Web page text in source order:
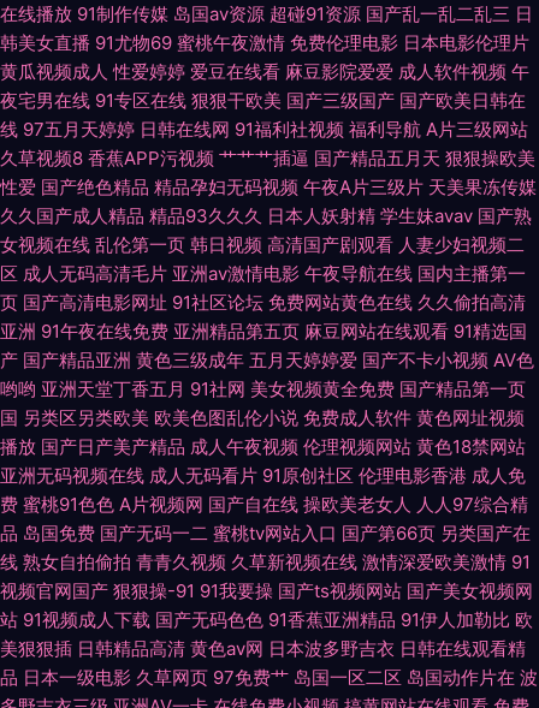
利导航 91传煤 岛国免费在线观看 久久伊人射 日韩性爱免费看 91传媒免费入
口 操丝袜美腿人妻 国内久精品 日韩成人黄色免费 91大神在线看 超碰在线a
久草老女合集在线 日本黄色永久视频 亚洲欧美网址 97青青草草 国产H版在
线观看 欧美性爱AA 亚洲黄色网址 AⅤ日韩 韩国av在线网址 欧美色色综合 亚
洲精品在线一 AV大香蕉 国产高清肏屄电影 麻豆性爱视频 熟女人妻素人TS
99超碰碰 国产综合色网 人人看人人摸97 伊人干B 精品蜜桃9199 99热这里
精品 欧美人韩 97伊人网 日本丝袜足交
在线播放 91制作传媒 岛国av资源 超碰91资源 国产乱一乱二乱三 日
韩美女直播 91尤物69 蜜桃午夜激情 免费伦理电影 日本电影伦理片
黄瓜视频成人 性爱婷婷 爱豆在线看 麻豆影院爱爱 成人软件视频 午
夜宅男在线 91专区在线 狠狠干欧美 国产三级国产 国产欧美日韩在
线 97五月天婷婷 日韩在线网 91福利社视频 福利导航 A片三级网站
久草视频8 香蕉APP污视频 艹艹艹插逼 国产精品五月天 狠狠操欧美
性爱 国产绝色精品 精品孕妇无码视频 午夜A片三级片 天美果冻传媒
久久国产成人精品 精品93久久久 日本人妖射精 学生妹avav 国产熟
女视频在线 乱伦第一页 韩日视频 高清国产剧观看 人妻少妇视频二
区 成人无码高清毛片 亚洲av激情电影 午夜导航在线 国内主播第一
页 国产高清电影网址 91社区论坛 免费网站黄色在线 久久偷拍高清
亚洲 91午夜在线免费 亚洲精品第五页 麻豆网站在线观看 91精选国
产 国产精品亚洲 黄色三级成年 五月天婷婷爱 国产不卡小视频 AV色
哟哟 亚洲天堂丁香五月 91社网 美女视频黄全免费 国产精品第一页
国 另类区另类欧美 欧美色图乱伦小说 免费成人软件 黄色网址视频
播放 国产日产美产精品 成人午夜视频 伦理视频网站 黄色18禁网站
亚洲无码视频在线 成人无码看片 91原创社区 伦理电影香港 成人免
费 蜜桃91色色 A片视频网 国产自在线 操欧美老女人 人人97综合精
品 岛国免费 国产无码一二 蜜桃tv网站入口 国产第66页 另类国产在
线 熟女自拍偷拍 青青久视频 久草新视频在线 激情深爱欧美激情 91
视频官网国产 狠狠操-91 91我要操 国产ts视频网站 国产美女视频网
站 91视频成人下载 国产无码色色 91香蕉亚洲精品 91伊人加勒比 欧
美狠狠插 日韩精品高清 黄色av网 日本波多野吉衣 日韩在线观看精
品 日本一级电影 久草网页 97免费艹 岛国一区二区 岛国动作片在 波